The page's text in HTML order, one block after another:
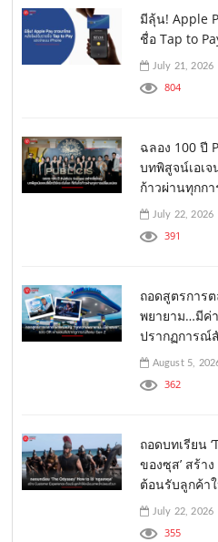
มีลุ้น! Apple
ชื่อ Tap to
July 21, 2026
804
ฉลอง 100 ปี
บทพิสูจน์เอเ
ก้าวผ่านทุกก
July 22, 2026
391
ถอดสูตรการ
พยายาม…มีค่
ปรากฏการณ์
August 5,
362
ถอดบทเรียน
ของซุส’ สร้า
ต้อนรับลูกค้า
July 22, 2026
355